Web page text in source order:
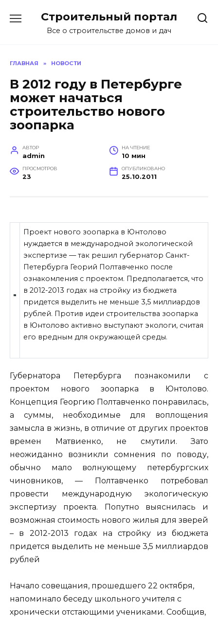
содержанию
Строительный портал
Все о строительстве домов и дач
ГЛАВНАЯ » НОВОСТИ
В 2012 году в Петербурге
может начаться
строительство нового
зоопарка
АВТОР
admin
НА ЧТЕНИЕ
10 мин
ПРОСМОТРОВ
23
ОПУБЛИКОВАНО
25.10.2011
Проект нового зоопарка в Юнтолово
нуждается в международной экологической
экспертизе — так решил губернатор Санкт-
Петербурга Георий Полтавченко после
ознакомления с проектом. Предполагается, что
в 2012-2013 годах на стройку из бюджета
придется выделить не меньше 3,5 миллиардов
рублей. Против идеи строительства зоопарка
в Юнтолово активно выступают экологи, считая
его вредным для окружающей среды.
Губернатора Петербурга познакомили с
проектом нового зоопарка в Юнтолово.
Концепция Георгию Полтавченко понравилась,
а суммы, необходимые для воплощения
замысла в жизнь, в отличие от других проектов
времен Матвиенко, не смутили. Зато
неожиданно возникли сомнения по поводу,
обычно мало волнующему петербургских
чиновников, — Полтавченко потребовал
провести международную экологическую
экспертизу проекта. Попутно выяснилась и
возможная стоимость нового жилья для зверей
– в 2012-2013 годах на стройку из бюджета
придется выделить не меньше 3,5 миллиардов
рублей
Начало совещания, прошедшего 22 октября,
напоминало беседу школьного учителя с
хронически отстающими учениками. Сообщив,